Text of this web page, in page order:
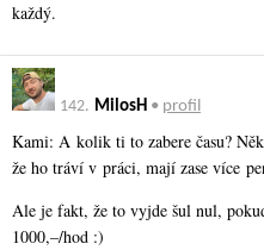
každý.
142. MilosH • profil
Kami: A kolik ti to zabere času?
že ho tráví v práci, mají zase více
Ale je fakt, že to vyjde šul nul,
1000,–/hod :)